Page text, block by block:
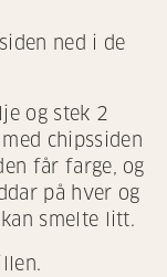
ned i de
og stek 2
chipssiden
får farge, og
på hver og
smelte litt.